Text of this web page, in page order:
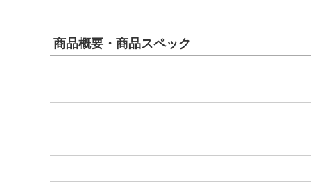
商品概要・商品スペック